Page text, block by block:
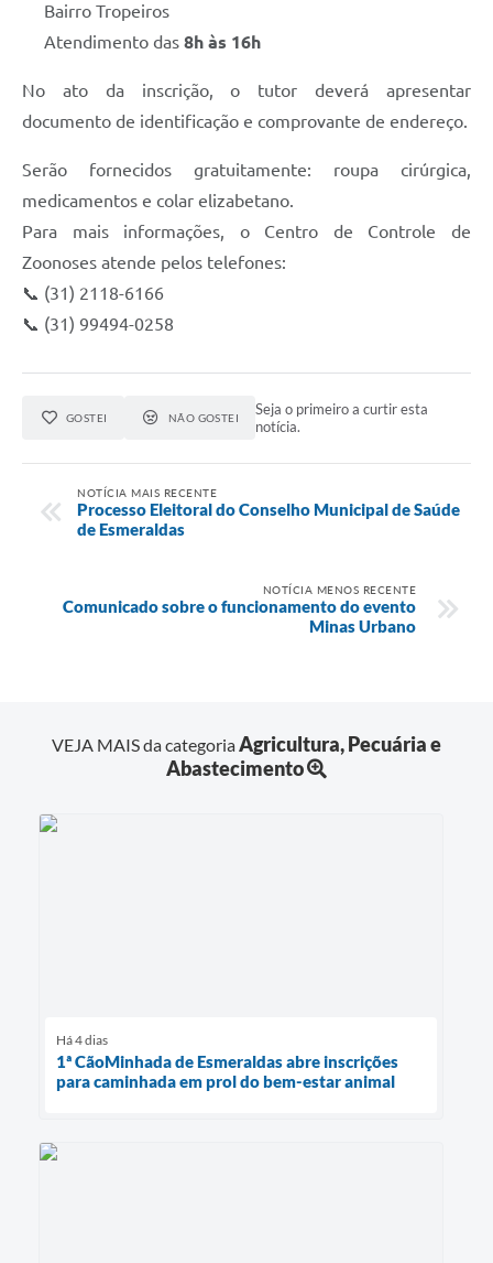
Bairro Tropeiros
Atendimento das 8h às 16h
No ato da inscrição, o tutor deverá apresentar
documento de identificação e comprovante de endereço.
Serão fornecidos gratuitamente: roupa cirúrgica,
medicamentos e colar elizabetano.
Para mais informações, o Centro de Controle de
Zoonoses atende pelos telefones:
📞 (31) 2118-6166
📞 (31) 99494-0258
GOSTEI NÃO GOSTEI
Seja o primeiro a curtir esta
notícia.
NOTÍCIA MAIS RECENTE
Processo Eleitoral do Conselho Municipal de Saúde
de Esmeraldas
NOTÍCIA MENOS RECENTE
Comunicado sobre o funcionamento do evento
Minas Urbano
VEJA MAIS da categoriaAgricultura, Pecuária e
Abastecimento
Há 4 dias
1ª CãoMinhada de Esmeraldas abre inscrições
para caminhada em prol do bem-estar animal